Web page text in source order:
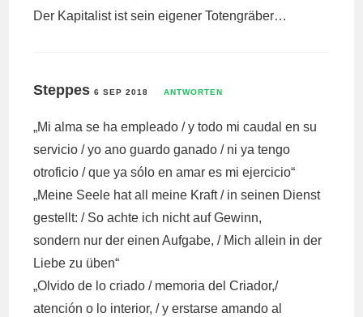
Der Kapitalist ist sein eigener Totengräber…
Steppes6 SEP 2018 ANTWORTEN
„Mi alma se ha empleado / y todo mi caudal en su
servicio / yo ano guardo ganado / ni ya tengo
otroficio / que ya sólo en amar es mi ejercicio“
„Meine Seele hat all meine Kraft / in seinen Dienst
gestellt: / So achte ich nicht auf Gewinn,
sondern nur der einen Aufgabe, / Mich allein in der
Liebe zu üben“
„Olvido de lo criado / memoria del Criador,/
atención o lo interior, / y erstarse amando al